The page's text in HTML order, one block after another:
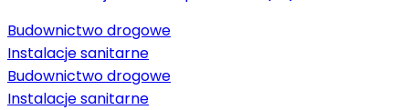
Budownictwo drogowe
Instalacje sanitarne
Budownictwo drogowe
Instalacje sanitarne